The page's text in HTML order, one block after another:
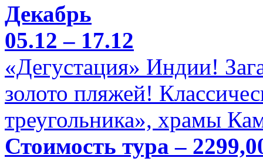
Декабрь
05.12 – 17.12
«Дегустация» Индии!
золото пляжей!
треугольника», храмы
Стоимость тура –